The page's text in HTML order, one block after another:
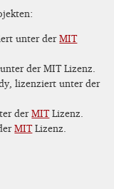
unter derMIT
der MIT Lizenz.
lizenziert unter der
derMITLizenz.
MITLizenz.